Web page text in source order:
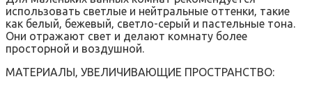
использовать светлые и нейтральные оттенки‚ такие
как белый‚ бежевый‚ светло-серый и пастельные тона.
Они отражают свет и делают комнату более
просторной и воздушной.
МАТЕРИАЛЫ‚ УВЕЛИЧИВАЮЩИЕ ПРОСТРАНСТВО: